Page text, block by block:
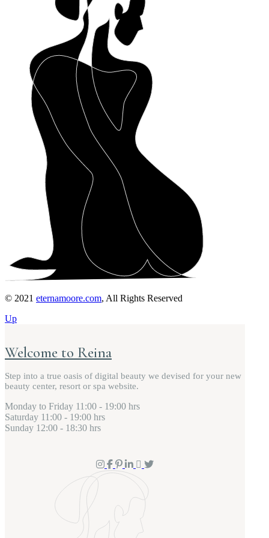
© 2021 eternamoore.com, All Rights Reserved
Up
Welcome to Reina
Step into a true oasis of digital beauty we devised for your new
beauty center, resort or spa website.
Monday to Friday 11:00 - 19:00 hrs
Saturday 11:00 - 19:00 hrs
Sunday 12:00 - 18:30 hrs